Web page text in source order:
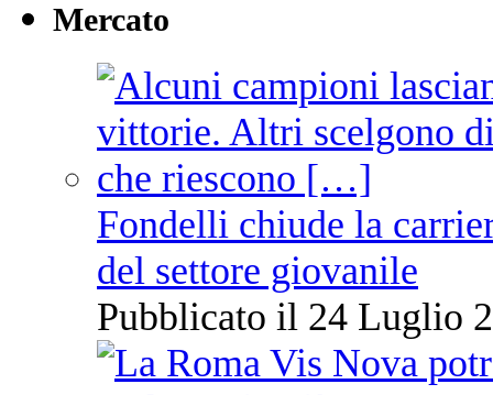
Mercato
Fondelli chiude la
del settore giovanile
Pubblicato il 24 Luglio